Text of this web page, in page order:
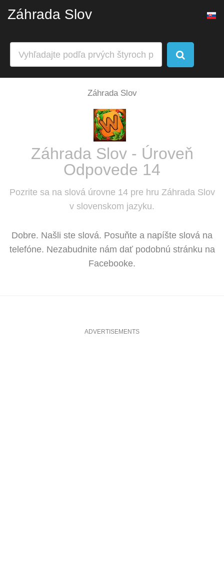
Záhrada Slov
Záhrada Slov
Záhrada Slov - Úroveň
Odpovede 14
Pozrite sa na slová úrovne 14 pre hru Záhrada Slov
v slovenskom jazyku.
Dobre. Našli ste slová. Posuňte a napíšte slová na
telefóne. Nezabudnite nám dať podobnú stránku na
Facebooke.
ADVERTISEMENTS